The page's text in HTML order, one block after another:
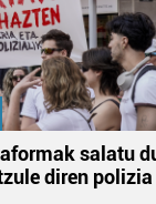
salatu
diren polizia